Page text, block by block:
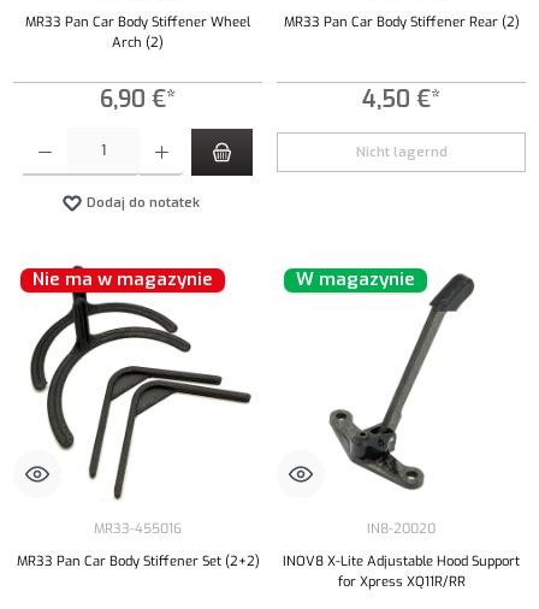
MR33 Pan Car Body Stiffener Wheel
Arch (2)
6,90 €*
Ilość produktu: Wprowadź żądaną ilość lub użyj przycisków, aby zwiększyć lub zmniejszyć
Dodaj do notatek
MR33 Pan Car Body Stiffener Rear (2)
4,50 €*
Nicht lagernd
Nie ma w magazynie
MR33-455016
MR33 Pan Car Body Stiffener Set (2+2)
W magazynie
IN8-20020
INOV8 X-Lite Adjustable Hood Support
for Xpress XQ11R/RR